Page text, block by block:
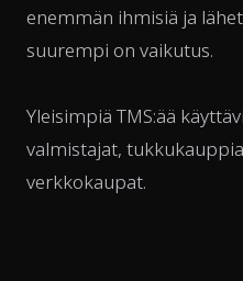
enemmän ihmisiä ja
suurempi on vaikutus.
Yleisimpiä TMS:ää
valmistajat,
verkkokaupat.